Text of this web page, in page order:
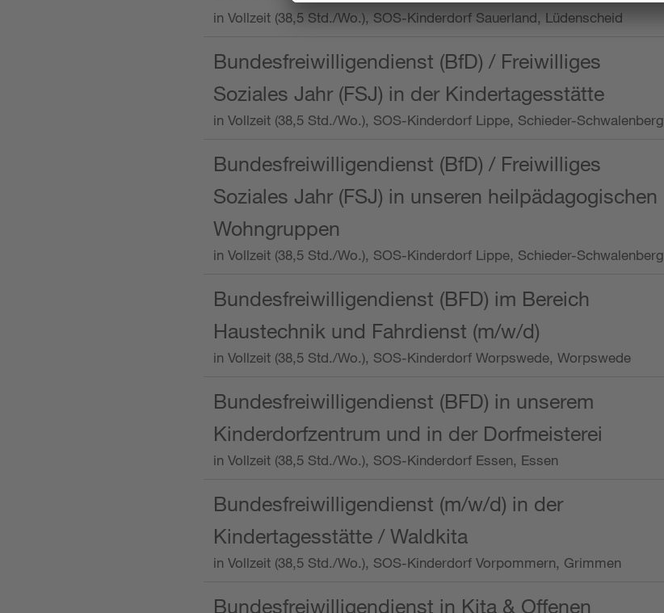
in Vollzeit (38,5 Std./Wo.), SOS-Kinderdorf Sauerland, Lüdenscheid
Bundesfreiwilligendienst (BfD) / Freiwilliges
Soziales Jahr (FSJ) in der Kindertagesstätte
in Vollzeit (38,5 Std./Wo.), SOS-Kinderdorf Lippe, Schieder-Schwalenberg
Bundesfreiwilligendienst (BfD) / Freiwilliges
Soziales Jahr (FSJ) in unseren heilpädagogischen
Wohngruppen
in Vollzeit (38,5 Std./Wo.), SOS-Kinderdorf Lippe, Schieder-Schwalenberg
Bundesfreiwilligendienst (BFD) im Bereich
Haustechnik und Fahrdienst (m/w/d)
in Vollzeit (38,5 Std./Wo.), SOS-Kinderdorf Worpswede, Worpswede
Bundesfreiwilligendienst (BFD) in unserem
Kinderdorfzentrum und in der Dorfmeisterei
in Vollzeit (38,5 Std./Wo.), SOS-Kinderdorf Essen, Essen
Bundesfreiwilligendienst (m/w/d) in der
Kindertagesstätte / Waldkita
in Vollzeit (38,5 Std./Wo.), SOS-Kinderdorf Vorpommern, Grimmen
Bundesfreiwilligendienst in Kita & Offenen